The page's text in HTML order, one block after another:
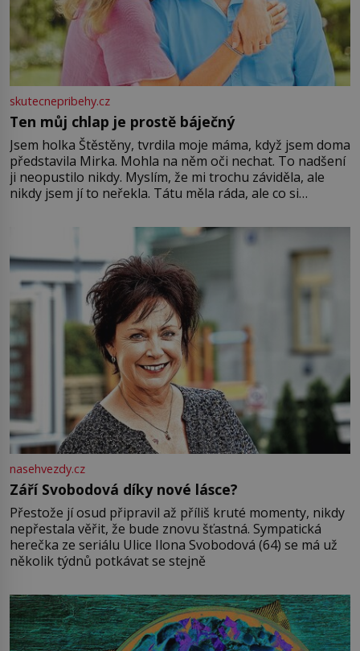
skutecnepribehy.cz
Ten můj chlap je prostě báječný
Jsem holka Štěstěny, tvrdila moje máma, když jsem doma
představila Mirka. Mohla na něm oči nechat. To nadšení
ji neopustilo nikdy. Myslím, že mi trochu záviděla, ale
nikdy jsem jí to neřekla. Tátu měla ráda, ale co si
Jsme spolu moc rádi Tehdy byla jiná doba, když
nasehvezdy.cz
Září Svobodová díky nové lásce?
Přestože jí osud připravil až příliš kruté momenty, nikdy
nepřestala věřit, že bude znovu šťastná. Sympatická
herečka ze seriálu Ulice Ilona Svobodová (64) se má už
několik týdnů potkávat se stejně